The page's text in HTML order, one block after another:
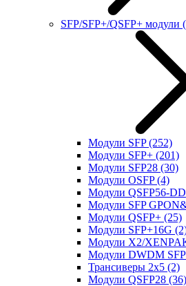
SFP/SFP+/QSFP+ модули
Модули SFP(252)
Модули SFP+ (201)
Модули SFP28 (30)
Модули OSFP(4)
Модули QSFP56-DD
Модули SFP
Модули QSFP+ (25)
Модули SFP+16G
Модули X2/
Модули DWDM
Трансиверы 2x5 (2)
Модули QSFP28 (36)